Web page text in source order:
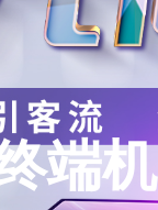
端机